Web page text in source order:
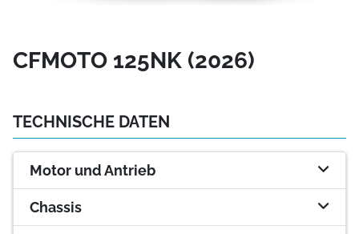
CFMOTO 125NK (2026)
TECHNISCHE DATEN
Motor und Antrieb
Chassis